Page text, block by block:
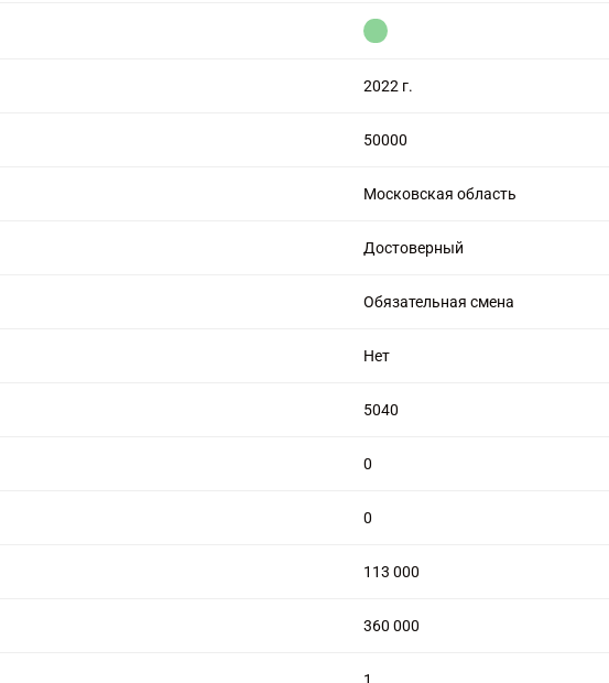
С лицензией на алмазную торговлю
2022 г.
50000
Московская область
Достоверный
Обязательная смена
Нет
5040
0
0
113 000
360 000